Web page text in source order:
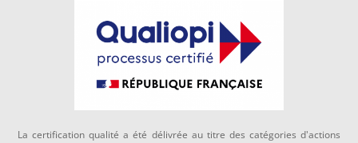
La certification qualité a été délivrée au titre des catégories d'actions